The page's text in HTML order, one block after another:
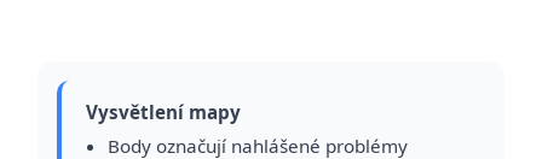
Vysvětlení mapy
Body označují nahlášené problémy